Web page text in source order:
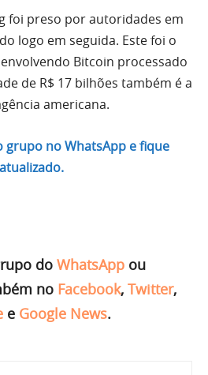
foi preso por autoridades em
logo em seguida. Este foi o
Bitcoin processado
de R$ 17 bilhões também é a
americana.
grupo no WhatsApp e fique
atualizado.
do WhatsApp ou
no Facebook, Twitter,
e Google News.